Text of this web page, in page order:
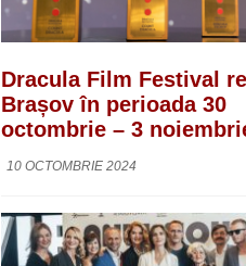
Dracula Film Festival
Brașov în perioada 30
octombrie – 3
10 OCTOMBRIE 2024